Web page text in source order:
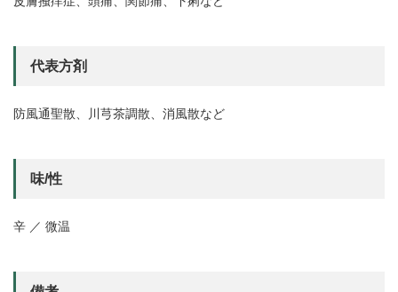
代表方剤
防風通聖散、川芎茶調散、消風散など
味/性
辛 ／ 微温